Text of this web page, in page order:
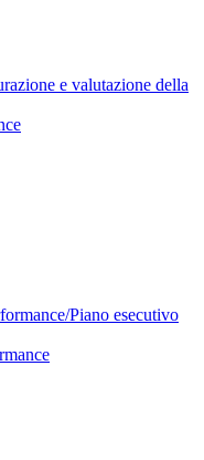
e valutazione della
Piano esecutivo